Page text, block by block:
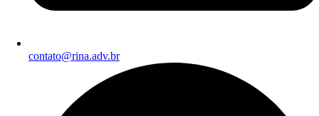
contato@rina.adv.br